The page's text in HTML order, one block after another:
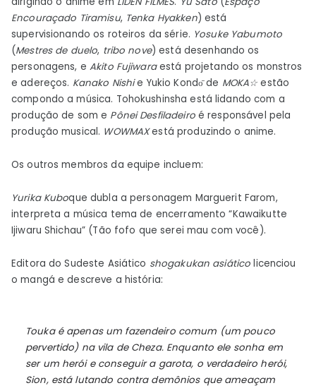
Encouraçado Tiramisu, Tenka Hyakken) está
supervisionando os roteiros da série. Yosuke Yabumoto
(Mestres de duelo, tribo nove) está desenhando os
personagens, e Akito Fujiwaraestá projetando os monstros
e adereços. Kanako Nishie Yukio Kondо̄ de MOKA☆ estão
compondo a música. Tohokushinsha está lidando com a
produção de som e Pônei Desfiladeiroé responsável pela
produção musical. WOWMAXestá produzindo o anime.
Os outros membros da equipe incluem:
Yurika Kuboque dubla a personagem Marguerit Farom,
interpreta a música tema de encerramento “Kawaikutte
Ijiwaru Shichau” (Tão fofo que serei mau com você).
Editora do Sudeste Asiático shogakukan asiático licenciou
o mangá e descreve a história:
Touka é apenas um fazendeiro comum (um pouco
pervertido) na vila de Cheza. Enquanto ele sonha em
ser um herói e conseguir a garota, o verdadeiro herói,
Sion, está lutando contra demônios que ameaçam